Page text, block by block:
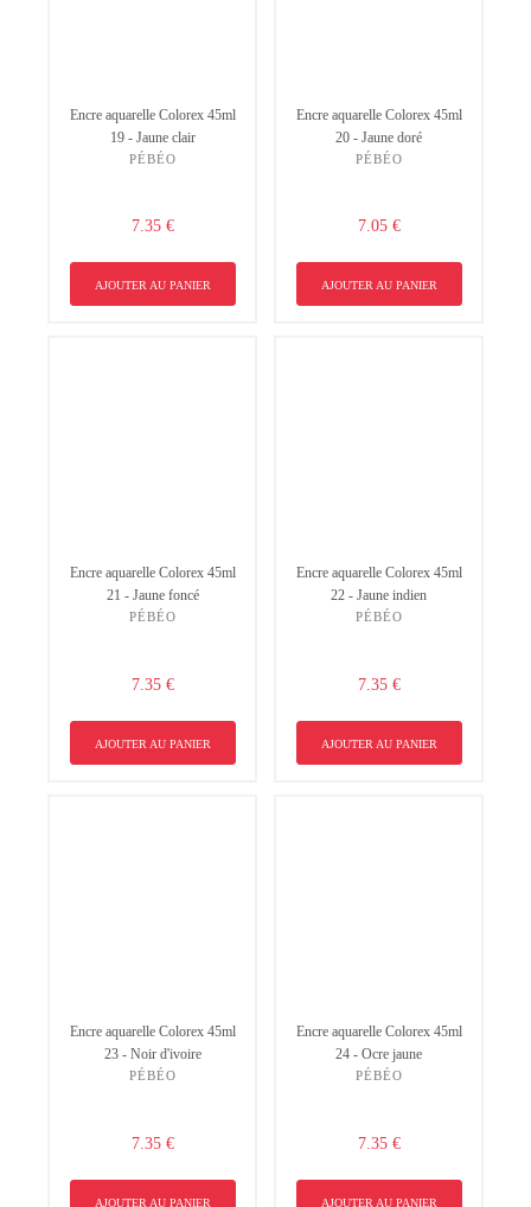
Encre aquarelle Colorex 45ml
19 - Jaune clair
PÉBÉO
7.35 €
AJOUTER AU PANIER
Encre aquarelle Colorex 45ml
20 - Jaune doré
PÉBÉO
7.05 €
AJOUTER AU PANIER
Encre aquarelle Colorex 45ml
21 - Jaune foncé
PÉBÉO
7.35 €
AJOUTER AU PANIER
Encre aquarelle Colorex 45ml
22 - Jaune indien
PÉBÉO
7.35 €
AJOUTER AU PANIER
Encre aquarelle Colorex 45ml
23 - Noir d'ivoire
PÉBÉO
7.35 €
AJOUTER AU PANIER
Encre aquarelle Colorex 45ml
24 - Ocre jaune
PÉBÉO
7.35 €
AJOUTER AU PANIER